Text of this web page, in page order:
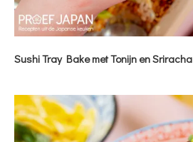
Sushi Tray Bake met Tonijn en Sriracha